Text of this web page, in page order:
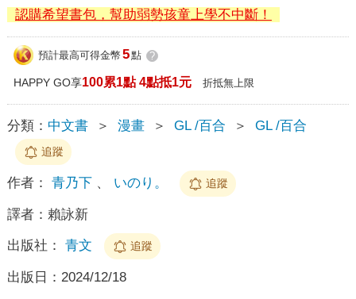
認購希望書包，幫助弱勢孩童上學不中斷！
預計最高可得金幣 5點 ?
HAPPY GO享100累1點 4點抵1元 折抵無上限
分類： 中文書 ＞ 漫畫 ＞ GL /百合 ＞ GL /百合
追蹤
作者： 青乃下、 いのり。 追蹤
譯者： 賴詠新
出版社： 青文 追蹤
出版日： 2024/12/18